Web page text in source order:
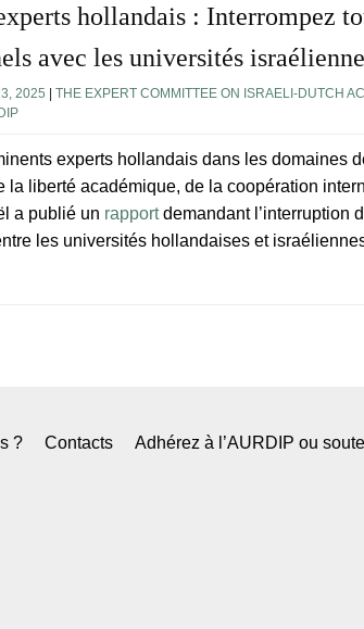
hollandais : Interrompez
avec les universités
2025 THE EXPERT COMMITTEE ON ISRAELI-DUTCH
experts hollandais dans les domaines
la liberté académique, de la coopération
a publié un rapportdemandant l’interruption
les universités hollandaises et
? Contacts Adhérez à l’AURDIP ou